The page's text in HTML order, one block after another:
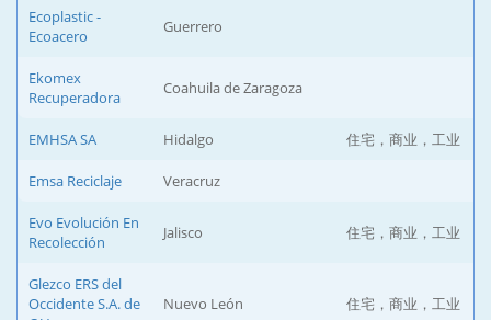
Ecoplastic -
Ecoacero
Guerrero
Ekomex
Recuperadora
Coahuila de Zaragoza
EMHSA SA Hidalgo 住宅，商业，工业
Emsa Reciclaje Veracruz
Evo Evolución En
Recolección
Jalisco 住宅，商业，工业
Glezco ERS del
Occidente S.A. de
Nuevo León 住宅，商业，工业